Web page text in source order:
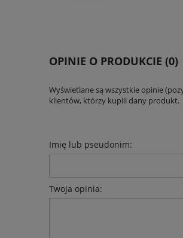
OPINIE O PRODUKCIE (0)
Wyświetlane są wszystkie opinie
klientów, którzy kupili dany produkt.
Imię lub pseudonim:
Twoja opinia: